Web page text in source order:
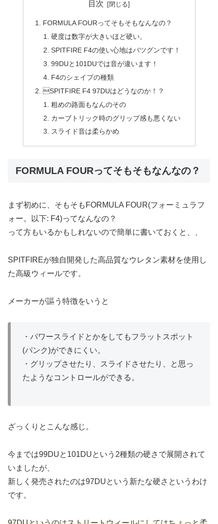
目次
FORMULA FOURってそもそもなんなの？
硬度は数字が大きいほど硬い。
SPITFIRE F4の使い心地はバツグンです！
99DUと101DUでは音が違います！
F4のシェイプの種類
SPITFIRE F4 97DUはどうなのか！？
粗めの路面もなんのその
カーブトリック時のグリップ感も悪くない
スライド音は柔らかめ
FORMULA FOURってそもそもなんなの？
まず初めに、そもそもFORMULA FOUR(フォーミュラフ
ォー。以下: F4)ってなんなの？
って方もいるかもしれないので簡単に書いておくと、、
SPITFIREが独自開発した高品質なウレタン素材を使用し
た高級ウィールです。
メーカーが謳う特徴をいうと
・パワースライドとかをしてもフラットスポット
(パンク)ができにくい。
・グリップさせたり、スライドさせたり、と思っ
たようなコントロールができる。
ざっくりとこんな感じ。
今までは99DUと101DUという2種類の硬さで展開されて
いましたが、
新しく発売されたのは97DUという新たな硬さというわけ
です。